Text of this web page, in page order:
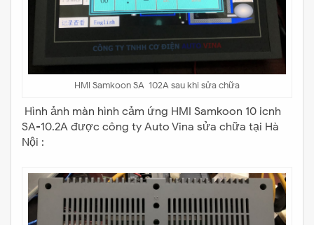
HMI Samkoon SA-102A sau khi sửa chữa
Hình ảnh màn hình cảm ứng HMI Samkoon 10 icnh
SA-10.2A được công ty Auto Vina sửa chữa tại Hà
Nội :